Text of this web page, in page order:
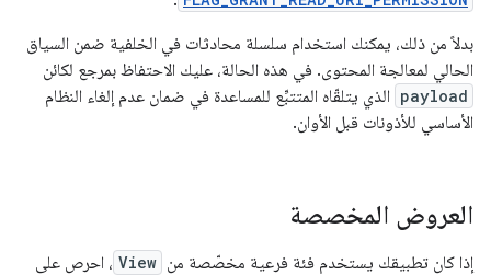
بدلاً من ذلك، يمكنك استخدام سلسلة محادثات في الخلفية ضمن السياق
الحالي لمعالجة المحتوى. في هذه الحالة، عليك الاحتفاظ بمرجع لكائن
payload الذي يتلقّاه المتتبِّع للمساعدة في ضمان عدم إلغاء النظام
الأساسي للأذونات قبل الأوان.
العروض المخصصة
إذا كان تطبيقك يستخدم فئة فرعية مخصّصة من View ، احرص على